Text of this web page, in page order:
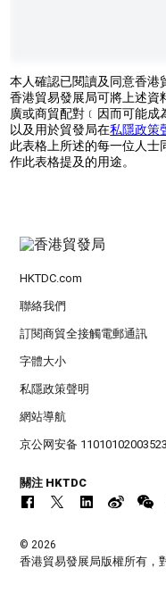
本人確認已閱讀及同意香港
香港貿易發展局可將上述資
廣或商貿配對﹝因而可能成
以及用於貿發局在私隱政策
此表格上所述的每一位人士
作此表格提及的用途。
HKTDC.com
聯絡我們
訂閱商貿全接觸電郵通訊
字體大小
私隱政策聲明
網站導航
京公网安备
關注 HKTDC
© 2026
香港貿易發展局版權所有，